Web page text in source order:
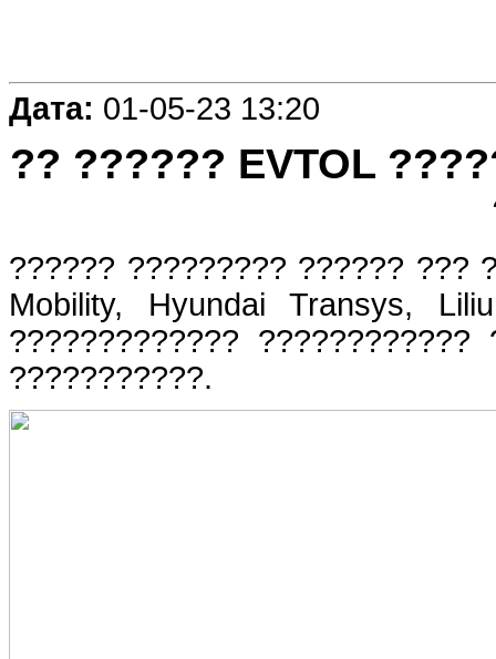
Дата: 01-05-23 13:20
?? ?????? EVTOL
?????? ????????? ?????? ???
Mobility, Hyundai Transys,
?????????????
???????????.